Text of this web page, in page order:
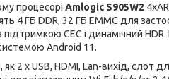
процесорі Amlogic S905W2
4 ГБ DDR, 32 ГБ EMMC для
CEC і динамічний
Android 11.
2 x USB, HDMI, Lan-вихід, слот